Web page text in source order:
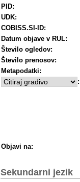
PID:
UDK:
COBISS.SI-ID:
Datum objave v RUL:
Število ogledov:
Število prenosov:
Metapodatki:
:
Objavi na:
Sekundarni jezik